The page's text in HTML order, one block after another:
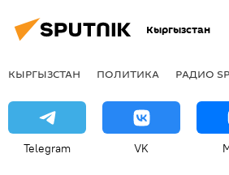
Кыргызстан
КЫРГЫЗСТАН ПОЛИТИКА РАДИО
Telegram VK